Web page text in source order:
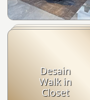
Desain
Walk in
Closet